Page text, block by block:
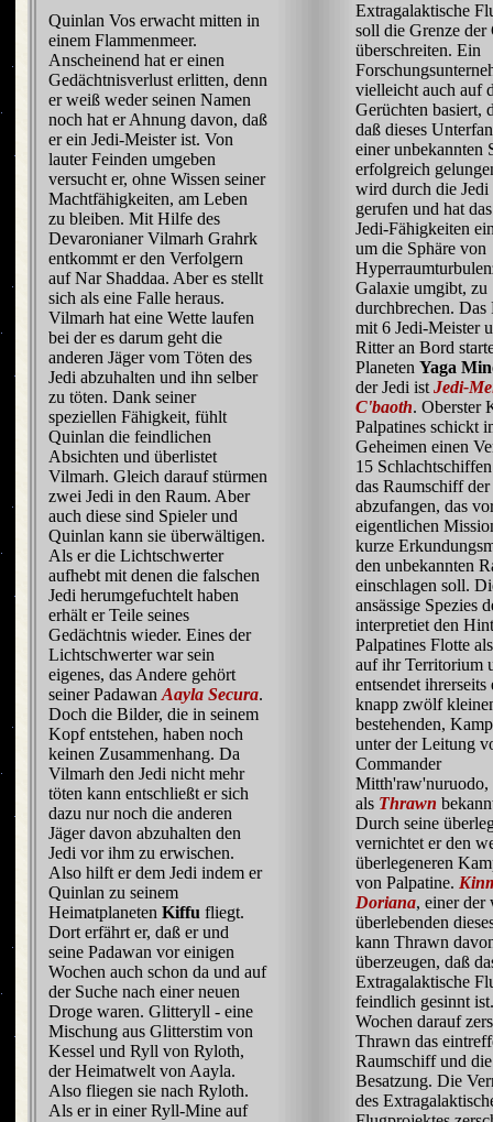
Quinlan Vos erwacht mitten in
einem Flammenmeer.
Anscheinend hat er einen
Gedächtnisverlust erlitten, denn
er weiß weder seinen Namen
noch hat er Ahnung davon, daß
er ein Jedi-Meister ist. Von
lauter Feinden umgeben
versucht er, ohne Wissen seiner
Machtfähigkeiten, am Leben
zu bleiben. Mit Hilfe des
Devaronianer Vilmarh Grahrk
entkommt er den Verfolgern
auf Nar Shaddaa. Aber es stellt
sich als eine Falle heraus.
Vilmarh hat eine Wette laufen
bei der es darum geht die
anderen Jäger vom Töten des
Jedi abzuhalten und ihn selber
zu töten. Dank seiner
speziellen Fähigkeit, fühlt
Quinlan die feindlichen
Absichten und überlistet
Vilmarh. Gleich darauf stürmen
zwei Jedi in den Raum. Aber
auch diese sind Spieler und
Quinlan kann sie überwältigen.
Als er die Lichtschwerter
aufhebt mit denen die falschen
Jedi herumgefuchtelt haben
erhält er Teile seines
Gedächtnis wieder. Eines der
Lichtschwerter war sein
eigenes, das Andere gehört
seiner PadawanAayla Secura.
Doch die Bilder, die in seinem
Kopf entstehen, haben noch
keinen Zusammenhang. Da
Vilmarh den Jedi nicht mehr
töten kann entschließt er sich
dazu nur noch die anderen
Jäger davon abzuhalten den
Jedi vor ihm zu erwischen.
Also hilft er dem Jedi indem er
Quinlan zu seinem
HeimatplanetenKiffu fliegt.
Dort erfährt er, daß er und
seine Padawan vor einigen
Wochen auch schon da und auf
der Suche nach einer neuen
Droge waren. Glitteryll - eine
Mischung aus Glitterstim von
Kessel und Ryll von Ryloth,
der Heimatwelt von Aayla.
Also fliegen sie nach Ryloth.
Als er in einer Ryll-Mine auf
Extragalaktische
soll die Grenze der
überschreiten. Ein
vielleicht auch auf
Gerüchten basiert,
daß dieses
einer unbekannten
erfolgreich
wird durch die Jedi
gerufen und hat
Jedi-Fähigkeiten
um die Sphäre von
Galaxie umgibt, zu
durchbrechen.
mit 6 Jedi-Meister
Ritter an Bord
PlanetenYaga
der Jedi istJedi-
C'baoth. Oberster
Palpatines schickt
Geheimen einen
15
das Raumschiff der
abzufangen, das
eigentlichen
kurze
den unbekannten
einschlagen soll.
ansässige Spezies
interpretiet den
Palpatines Flotte
auf ihr Territorium
entsendet ihrerseits
knapp zwölf
bestehenden,
unter der Leitung
Commander
Mitth'raw'nuruodo,
als Thrawn
Durch seine
vernichtet er den
überlegeneren
von Palpatine.
Doriana, einer der
überlebenden
kann Thrawn
überzeugen, daß
Extragalaktische
feindlich gesinnt
Wochen darauf
Thrawn das
Raumschiff und
Besatzung. Die
des